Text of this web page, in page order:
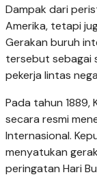
Dampak dari
Amerika, tetapi
Gerakan buruh
tersebut sebagai
pekerja lintas
Pada tahun 1889,
secara resmi
Internasional.
menyatukan
peringatan Hari